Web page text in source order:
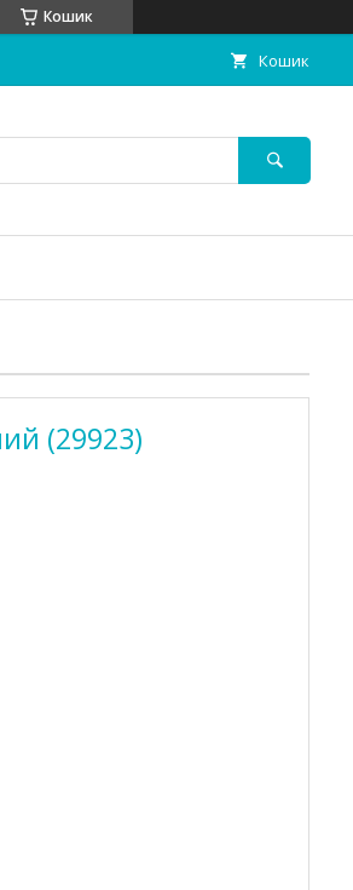
Кошик
Кошик
(29923)